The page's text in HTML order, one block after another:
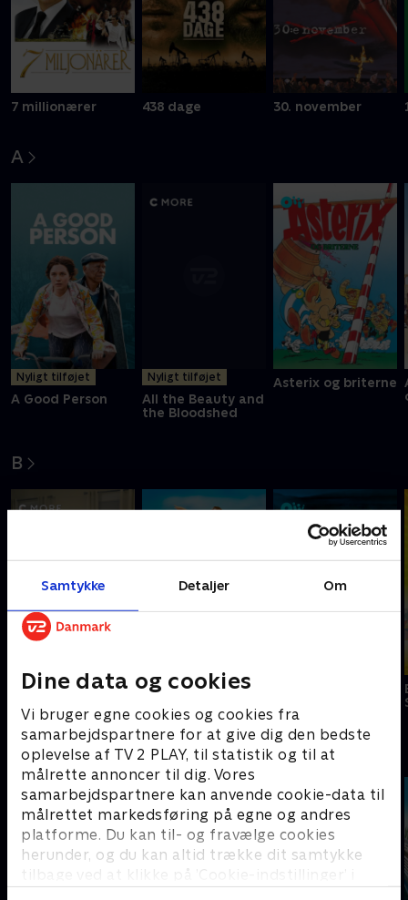
Samtykke Detaljer Om
Dine data og cookies
Vi bruger egne cookies og cookies fra
samarbejdspartnere for at give dig den bedste
oplevelse af TV 2 PLAY, til statistik og til at
målrette annoncer til dig. Vores
samarbejdspartnere kan anvende cookie-data til
målrettet markedsføring på egne og andres
platforme. Du kan til- og fravælge cookies
herunder, og du kan altid trække dit samtykke
tilbage ved at klikke på ’Cookie-indstillinger’ i
7 millionærer 438 dage 30. november
A
Nyligt tilføjet
A Good Person
Nyligt tilføjet
All the Beauty and
the Bloodshed
Asterix og briterne
B
Bad Moms
Børnene fra
C